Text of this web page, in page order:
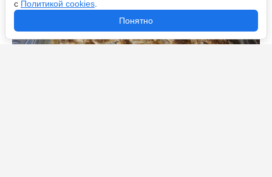
с Политикой cookies
Понятно